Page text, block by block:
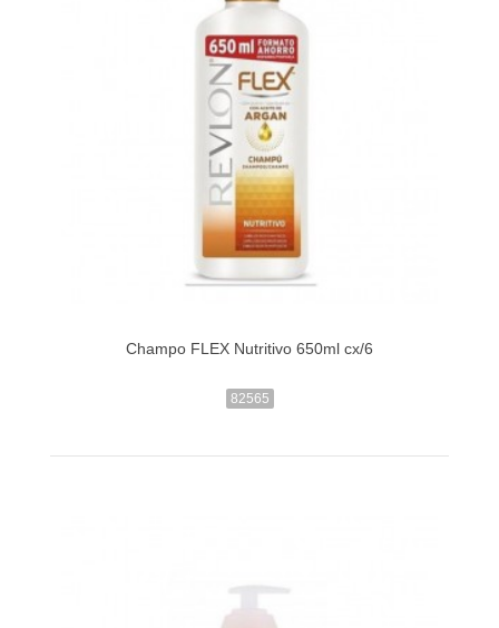
Champo FLEX Nutritivo 650ml cx/6
82565